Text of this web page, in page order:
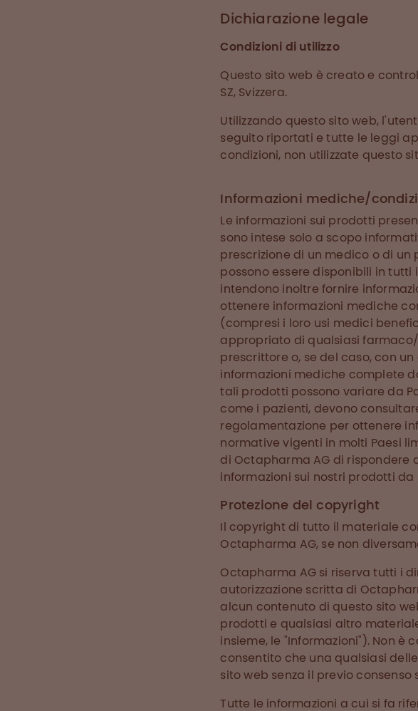
Dichiarazione legale
Condizioni di utilizzo
Questo sito web è creato e
SZ, Svizzera.
Utilizzando questo sito web,
seguito riportati e tutte le leggi
condizioni, non utilizzate questo
Informazioni mediche/
Le informazioni sui prodotti
sono intese solo a scopo
prescrizione di un medico o di
possono essere disponibili in tutti
intendono inoltre fornire
ottenere informazioni mediche
(compresi i loro usi medici
appropriato di qualsiasi
prescrittore o, se del caso, con
informazioni mediche complete
tali prodotti possono variare da
come i pazienti, devono
regolamentazione per ottenere
normative vigenti in molti Paesi
di Octapharma AG di
informazioni sui nostri prodotti da
Protezione del copyright
Il copyright di tutto il materiale
Octapharma AG, se non
Octapharma AG si riserva tutti i
autorizzazione scritta di
alcun contenuto di questo sito
prodotti e qualsiasi altro
insieme, le "Informazioni"). Non è
consentito che una qualsiasi
sito web senza il previo
Tutte le informazioni a cui si fa